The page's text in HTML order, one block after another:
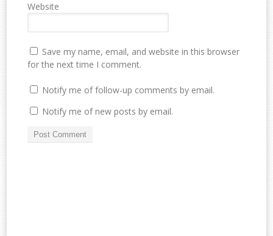
Website
Save my name, email, and website in this browser
for the next time I comment.
Notify me of follow-up comments by email.
Notify me of new posts by email.